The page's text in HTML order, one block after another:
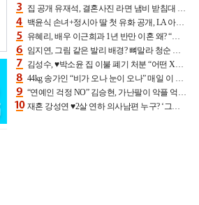
집 공개 유재석, 결혼사진 라면 냄비 받침대 되고 분노‥가족사진도 피해(놀뭐)[어제TV]
백윤식 손녀+정시아 딸 첫 유화 공개, LA 아트쇼→서울국제조각페스타 작가다운 수준급 실력
유혜리, 배우 이근희과 1년 반만 이혼 왜? “식칼 꽂고 의자 던져” 충격 폭로(특종)[어제TV]
임지연, 그림 같은 발리 배경? 뼈말라 청순 비키니 핏에 상대 안 되네
김성수, ♥박소윤 집 이불 폐기 처분 “어떤 X이랑 썼을지 몰라” 질투(신랑수업2)[어제TV]
44kg 송가인 “비가 오나 눈이 오나” 매일 이 운동, 허벅지 근육량 상승+체지방 감소
“연예인 걱정 NO” 김승현, 가난팔이 악플 억울할만‥아내+딸과 日 여행
재혼 강성연 ♥2살 연하 의사남편 누구? ‘그알’ 자문의에 훈남 비주얼 초엘리트 스펙 [종합]